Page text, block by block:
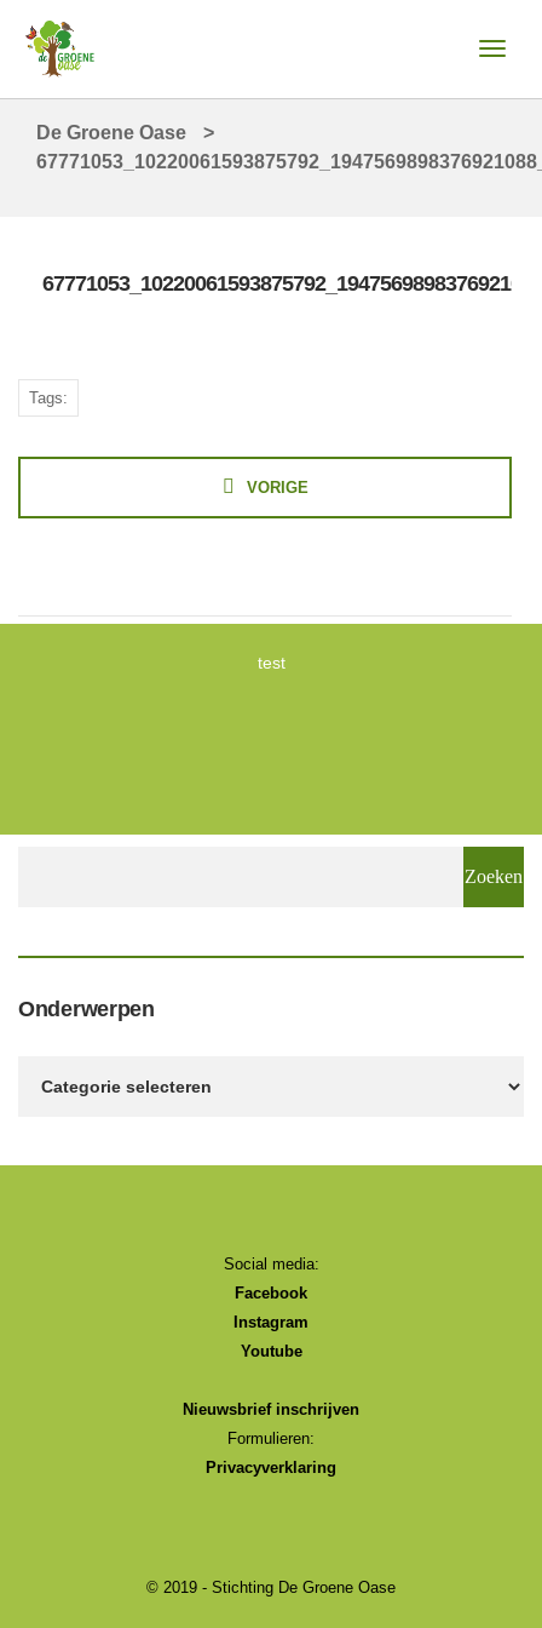
De Groene Oase
>
Tags:
VORIGE
test
Onderwerpen
Social media:
Facebook
Instagram
Youtube
Nieuwsbrief inschrijven
Formulieren:
Privacyverklaring
© 2019 - Stichting De Groene Oase